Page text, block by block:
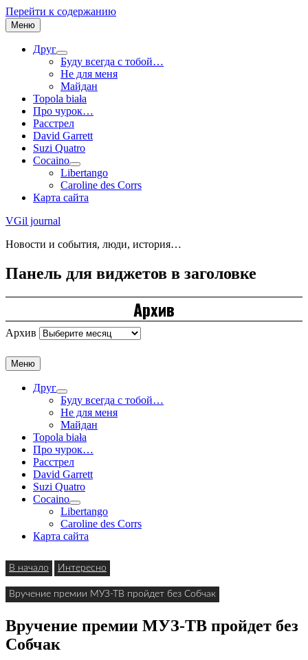
Перейти к содержанию
Меню
Друг
Буду всегда с тобой…
Не для меня
Майдан
Topola biała
Про чурок…
Расстрел
David Garrett
Suzi Quatro
Cocaino
Libertango
Caroline des Corrs
Карта сайта
VGil journal
Новости и события, люди, история…
Панель для виджетов в заголовке
Архив
Архив
Меню
Друг
Буду всегда с тобой…
Не для меня
Майдан
Topola biała
Про чурок…
Расстрел
David Garrett
Suzi Quatro
Cocaino
Libertango
Caroline des Corrs
Карта сайта
В начало Интересно
Вручение премии МУЗ-ТВ пройдет без Собчак
Вручение премии МУЗ-ТВ пройдет без
Собчак